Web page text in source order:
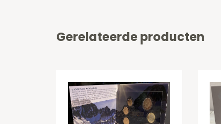
Gerelateerde producten